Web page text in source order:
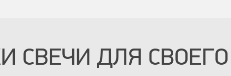
СВЕЧИ ДЛЯ